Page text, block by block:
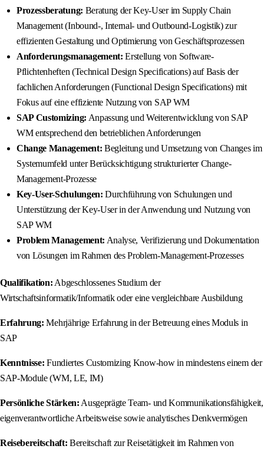
Prozessberatung: Beratung der Key-User im Supply Chain
Management (Inbound-, Internal- und Outbound-Logistik) zur
effizienten Gestaltung und Optimierung von Geschäftsprozessen
Anforderungsmanagement: Erstellung von Software-
Pflichtenheften (Technical Design Specifications) auf Basis der
fachlichen Anforderungen (Functional Design Specifications) mit
Fokus auf eine effiziente Nutzung von SAP WM
SAP Customizing: Anpassung und Weiterentwicklung von SAP
WM entsprechend den betrieblichen Anforderungen
Change Management: Begleitung und Umsetzung von Changes im
Systemumfeld unter Berücksichtigung strukturierter Change-
Management-Prozesse
Key-User-Schulungen: Durchführung von Schulungen und
Unterstützung der Key-User in der Anwendung und Nutzung von
SAP WM
Problem Management: Analyse, Verifizierung und Dokumentation
von Lösungen im Rahmen des Problem-Management-Prozesses
Qualifikation: Abgeschlossenes Studium der
Wirtschaftsinformatik/Informatik oder eine vergleichbare Ausbildung
Erfahrung: Mehrjährige Erfahrung in der Betreuung eines Moduls in
SAP
Kenntnisse: Fundiertes Customizing Know-how in mindestens einem der
SAP-Module (WM, LE, IM)
Persönliche Stärken: Ausgeprägte Team- und Kommunikationsfähigkeit,
eigenverantwortliche Arbeitsweise sowie analytisches Denkvermögen
Reisebereitschaft: Bereitschaft zur Reisetätigkeit im Rahmen von